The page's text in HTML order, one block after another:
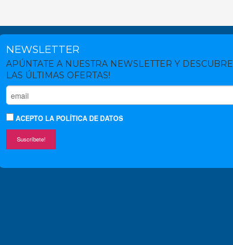
NEWSLETTER
APÚNTATE A NUESTRA NEWSLETTER Y DESCUBRE
LAS ÚLTIMAS OFERTAS!
ACEPTOLA POLÍTICA DE DATOS
Suscríbete!